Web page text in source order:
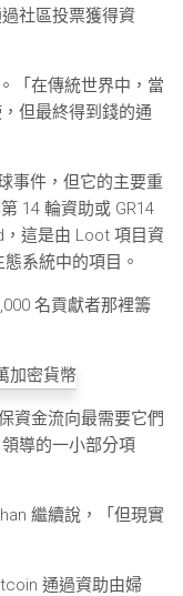
社區投票獲得資
「在傳統世界中，當
但最終得到錢的通
事件，但它的主要重
14 輪資助或 GR14
這是由 Loot 項目資
系統中的項目。
名貢獻者那裡籌
資金流向最需要它們
導的一小部分項
繼續說，「但現實
通過資助由婦